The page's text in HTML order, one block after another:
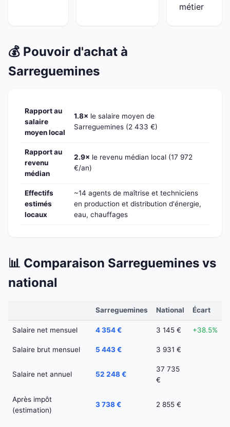
métier
💰 Pouvoir d'achat à
Sarreguemines
Rapport au
salaire
moyen local
1.8× le salaire moyen de
Sarreguemines (2 433 €)
Rapport au
revenu
médian
2.9× le revenu médian local (17 972
€/an)
Effectifs
estimés
locaux
~14 agents de maîtrise et techniciens
en production et distribution d'énergie,
eau, chauffages
📊 Comparaison Sarreguemines vs
national
Sarreguemines National Écart
Salaire net mensuel 4 354 € 3 145 € +38.5%
Salaire brut mensuel 5 443 € 3 931 €
Salaire net annuel 52 248 €
37 735
€
Après impôt
(estimation)
3 738 € 2 855 €